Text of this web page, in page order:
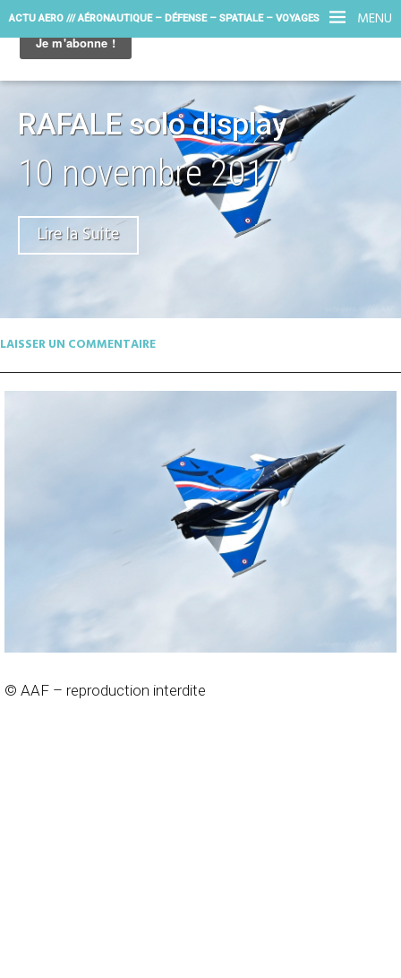
MENU
ACTU AERO /// AÉRONAUTIQUE – DÉFENSE – SPATIALE – VOYAGES
RAFALE solo display
10 novembre 2017
Lire la Suite
LAISSER UN COMMENTAIRE
© AAF – reproduction interdite